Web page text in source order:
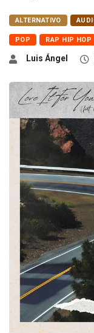
ALTERNATIVO
POP RAP HIP HOP
Luis Ángel